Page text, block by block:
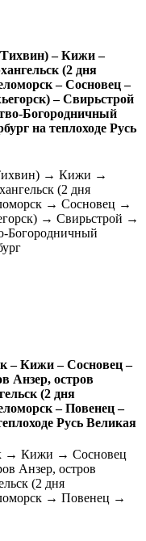
– Кижи –
(2 дня
– Сосновец –
– Свирьстрой
Богородничный
на теплоходе Русь
→ Кижи →
(2 дня
→ Сосновец →
→ Свирьстрой →
Богородничный
– Кижи – Сосновец –
Анзер, остров
(2 дня
– Повенец –
Русь Великая
→ Кижи → Сосновец
Анзер, остров
(2 дня
→ Повенец →